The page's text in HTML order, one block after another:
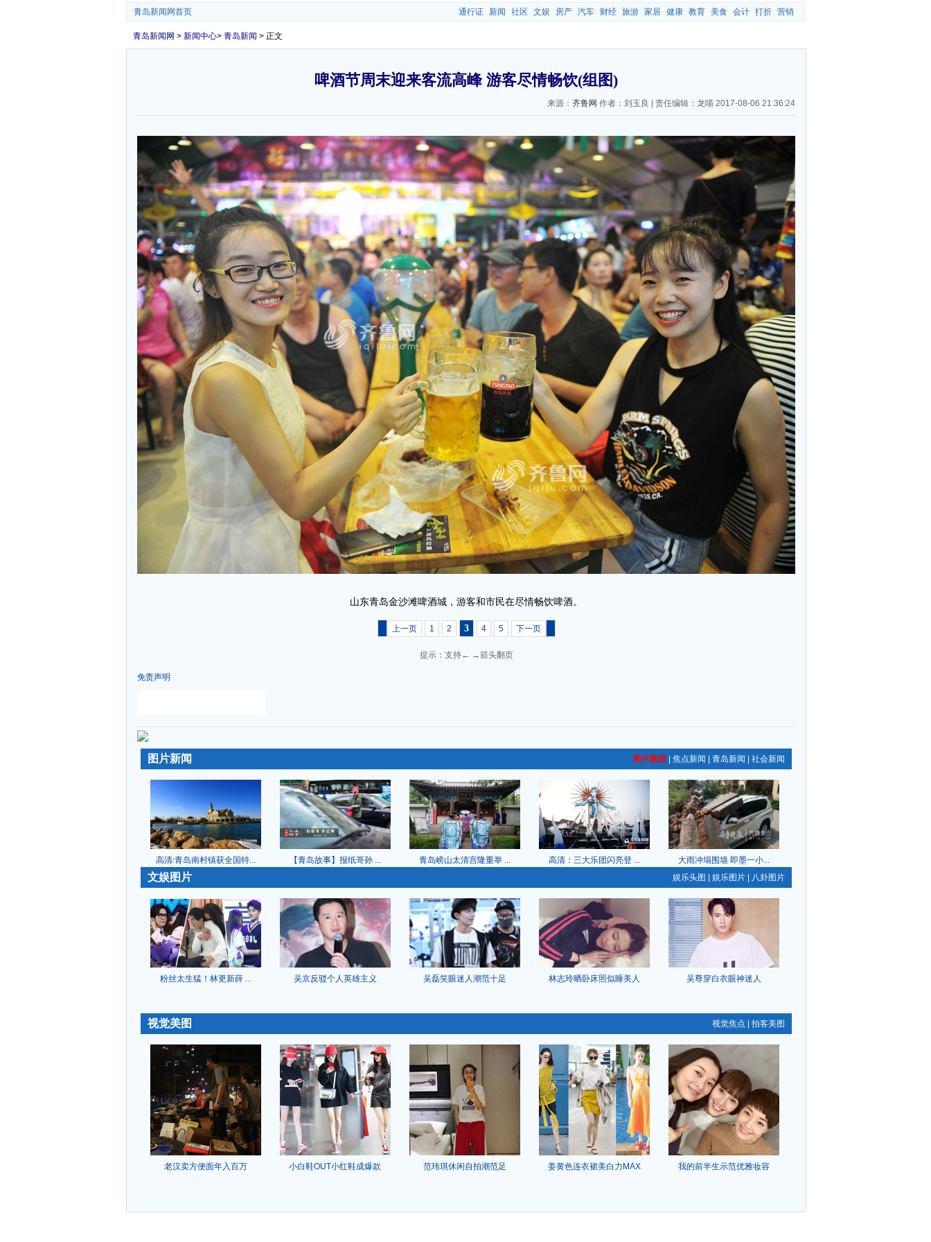
青岛新闻网首页 通行证 新闻 社区 文娱 房产 汽车 财经 旅游 家居 健康 教育 美食 会计 打折 营销
青岛新闻网 > 新闻中心> 青岛新闻 > 正文
啤酒节周末迎来客流高峰 游客尽情畅饮(组图)
来源： 齐鲁网 作者：刘玉良 责任编辑：龙喵 2017-08-06 21:36:24
山东青岛金沙滩啤酒城，游客和市民在尽情畅饮啤酒。
上一页 1 2 3 4 5 下一页
提示：支持← →箭头翻页
免责声明
-
-
图片频道 | 焦点新闻 | 青岛新闻 | 社会新闻
图片新闻
高清:青岛南村镇获全国特... 【青岛故事】报纸哥孙 ... 青岛崂山太清宫隆重举 ... 高清：三大乐团闪亮登 ...
大雨冲塌围墙 即墨一小...
娱乐头图 | 娱乐图片 | 八卦图片
文娱图片
粉丝太生猛！林更新薛 ... 吴京反驳个人英雄主义 吴磊笑眼迷人潮范十足 林志玲晒卧床照似睡美人 吴尊穿白衣眼神迷人
视觉焦点 | 拍客美图
视觉美图
老汉卖方便面年入百万 小白鞋OUT小红鞋成爆款 范玮琪休闲自拍潮范足 姜黄色连衣裙美白力MAX
我的前半生示范优雅妆容